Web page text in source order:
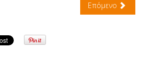
Επόμενο